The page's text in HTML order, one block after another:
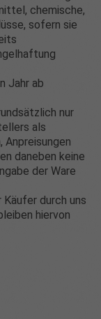
chemische,
sofern sie
Jahr ab
nur
als
daneben keine
der Ware
durch uns
hiervon